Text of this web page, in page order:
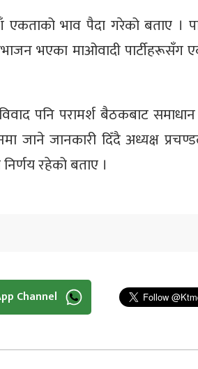
भाव पैदा गरेको बताए ।
भएका माओवादी पार्टीहरूसँग
पनि परामर्श बैठकबाट
जाने जानकारी दिँदै अध्यक्ष
रहेको बताए ।
Channel